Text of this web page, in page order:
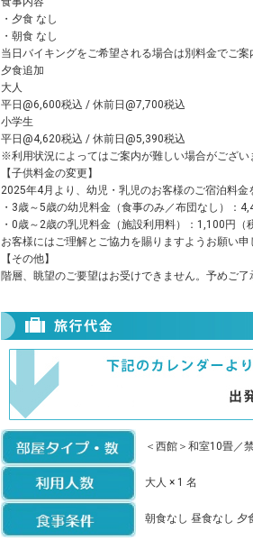
・夕食 なし
・朝食 なし
当日バイキングをご希望される場合は別料金でご案
夕食追加
大人
平日@6,600税込 / 休前日@7,700税込
小学生
平日@4,620税込 / 休前日@5,390税込
※利用状況によってはご案内が難しい場合がござい
【子供料金の変更】
2025年4月より、幼児・乳児のお客様のご宿泊料金
・3歳～5歳の幼児料金（食事のみ／布団なし）：
・0歳～2歳の乳児料金（施設利用料）：1,100円（
お客様にはご理解とご協力を賜りますようお願い申
【その他】
階層、眺望のご要望はお受けできません。予めご了
＜西館＞和室10畳／
大人 × 1 名
朝食なし 昼食なし 夕